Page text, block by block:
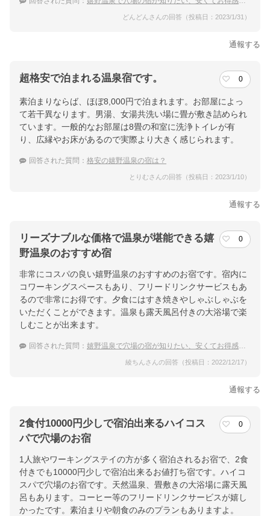
どんどんさんの回答（投稿日：2023/1/31）
通報する
超格安で泊まれる温泉宿です。 0
素泊まりならば、ほぼ8,000円で泊まれます。お部屋によっ
て若干異なります。男湯、女湯共洗い場に畳が敷き詰められ
ています。一般的なお部屋は8畳の和室に洗浄トイレが有
り、広縁やお床があるので実際より大きく感じられます。
回答された質問： 格安の嬉野温泉の宿は？
とりむさんの回答（投稿日：2023/1/10）
通報する
リーズナブルな価格で温泉が堪能できる嬉
野温泉のおすすめ宿
0
非常にコスパの良い嬉野温泉のおすすめのお宿です。宿内に
コワーキングスペースもあり、フリードリンクサービスもあ
るので非常にお得です。夕食にはすき焼きやしゃぶしゃぶを
いただくことができます。温泉も露天風呂付きの大浴場で楽
しむことが出来ます。
回答された質問： 嬉野温泉で穴場の宿が知りたい、安くてお得感ある温泉宿のおすすめは？
綾ちんさんの回答（投稿日：2022/12/17）
通報する
2食付10000円少しで宿泊出来るハイコス
パで穴場のお宿
0
1人旅やワーキングステイの方が多く宿泊されるお宿で、2食
付きでも10000円少しで宿泊出来るお値打ち宿です。ハイコ
スパで穴場のお宿です。天然温泉、畳敷きの大浴場に露天風
呂もあります。コーヒー等のフリードリンクサービスが嬉し
かったです。素泊まりや朝食のみのプランもありますよ。